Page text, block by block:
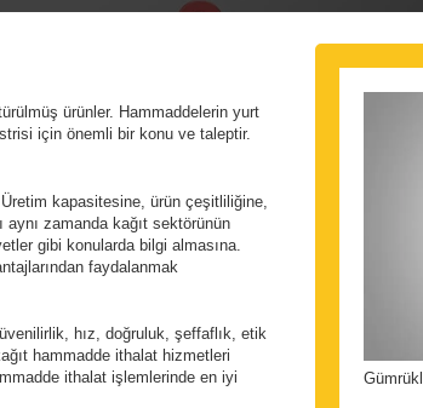
ürünler. Hammaddelerin yurt
için önemli bir konu ve taleptir.
kapasitesine, ürün çeşitliliğine,
zamanda kağıt sektörünün
gibi konularda bilgi almasına.
faydalanmak
hız, doğruluk, şeffaflık, etik
hammadde ithalat hizmetleri
ithalat işlemlerinde en iyi